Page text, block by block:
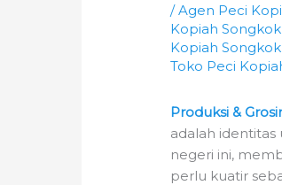
/Agen Peci
Kopiah Songkok
Kopiah Songkok
Toko Peci
Produksi &
adalah
negeri ini,
perlu kuatir